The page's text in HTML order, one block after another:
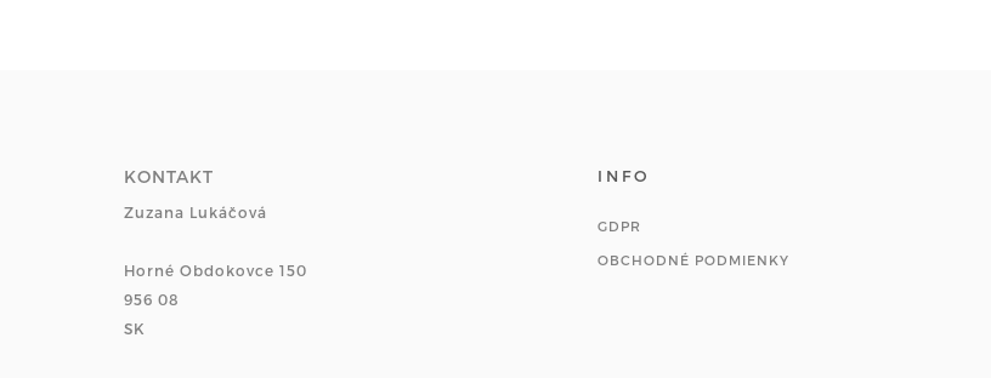
KONTAKT
Zuzana Lukáčová
Horné Obdokovce 150
956 08
SK
INFO
GDPR
OBCHODNÉ PODMIENKY